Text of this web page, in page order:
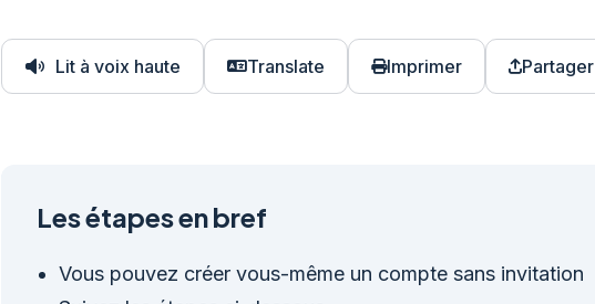
Lit à voix haute Translate Imprimer Partager
Les étapes en bref
Vous pouvez créer vous-même un compte sans invitation